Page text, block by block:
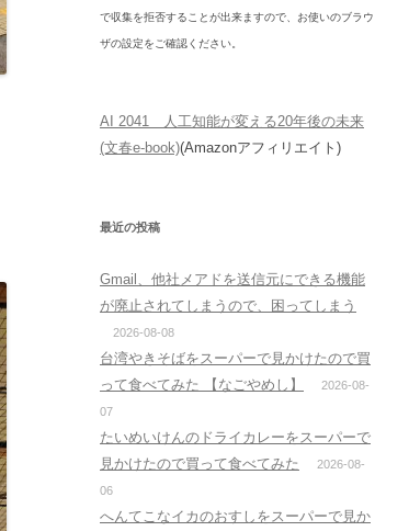
で収集を拒否することが出来ますので、お使いのブラウ
ザの設定をご確認ください。
AI 2041 人工知能が変える20年後の未来
(文春e-book)(Amazonアフィリエイト)
最近の投稿
Gmail、他社メアドを送信元にできる機能
が廃止されてしまうので、困ってしまう
2026-08-08
台湾やきそばをスーパーで見かけたので買
って食べてみた 【なごやめし】
2026-08-
07
たいめいけんのドライカレーをスーパーで
見かけたので買って食べてみた
2026-08-
06
へんてこなイカのおすしをスーパーで見か